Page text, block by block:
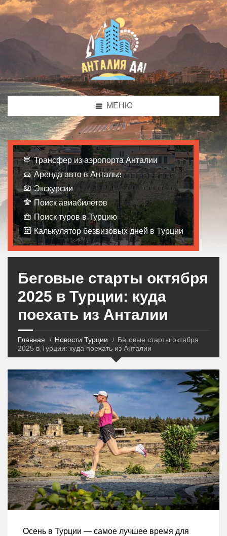
МЕНЮ
Трансфер из аэропорта Анталии
Аренда авто в Анталье
Экскурсии
Поиск авиабилетов
Поиск туров в Турцию
Калькулятор безвизовых дней в Турции
Беговые старты октября
2025 в Турции: куда
поехать из Анталии
Главная Новости Турции
Беговые старты октября
2025 в Турции: куда поехать из Анталии
Осень в Турции — самое лучшее время для